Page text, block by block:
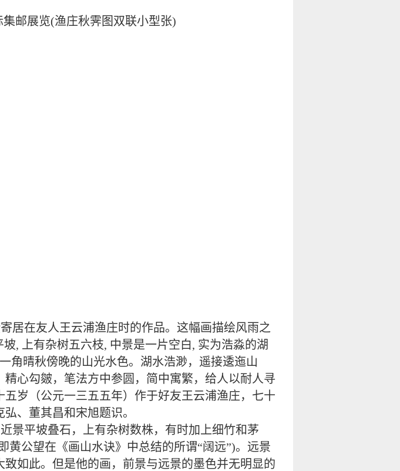
集邮展览(渔庄秋霁图双联小型张)
居在友人王云浦渔庄时的作品。这幅画描绘风雨之
, 上有杂树五六枝, 中景是一片空白, 实为浩淼的湖
角晴秋傍晚的山光水色。湖水浩渺，遥接逶迤山
心勾皴，笔法方中参圆，简中寓繁，给人以耐人寻
岁（公元一三五五年）作于好友王云浦渔庄，七十
、董其昌和宋旭题识。
景平坡叠石，上有杂树数株，有时加上细竹和茅
公望在《画山水诀》中总结的所谓“阔远”)。远景
如此。但是他的画，前景与远景的墨色并无明显的